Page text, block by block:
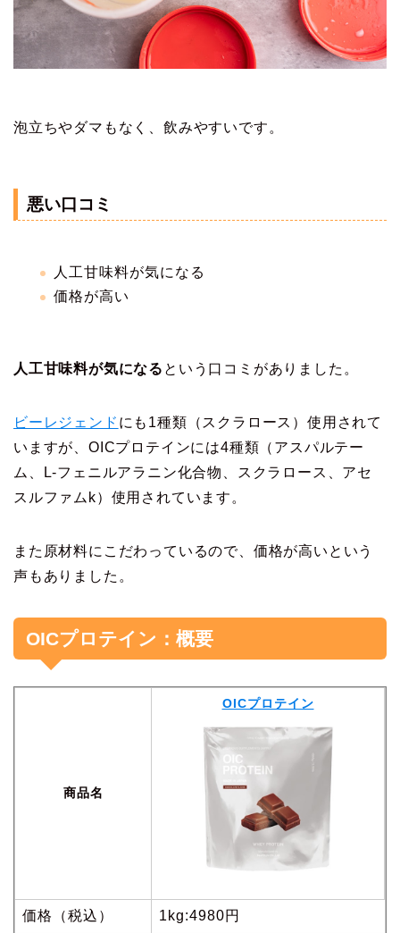
泡立ちやダマもなく、飲みやすいです。
悪い口コミ
人工甘味料が気になる
価格が高い
人工甘味料が気になる という口コミがありました。
ビーレジェンド にも1種類（スクラロース）使用されて
いますが、OICプロテインには4種類（アスパルテー
ム、L-フェニルアラニン化合物、スクラロース、アセ
スルファムk）使用されています。
また原材料にこだわっているので、価格が高いという
声もありました。
OICプロテイン：概要
商品名
OICプロテイン
価格（税込） 1kg:4980円